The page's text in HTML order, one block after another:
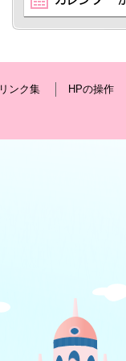
リンク集
HPの操作